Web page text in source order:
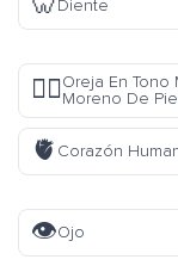
Diente
👂🏾Oreja En Tono
Moreno De
🫀 Corazón
👁️Ojo